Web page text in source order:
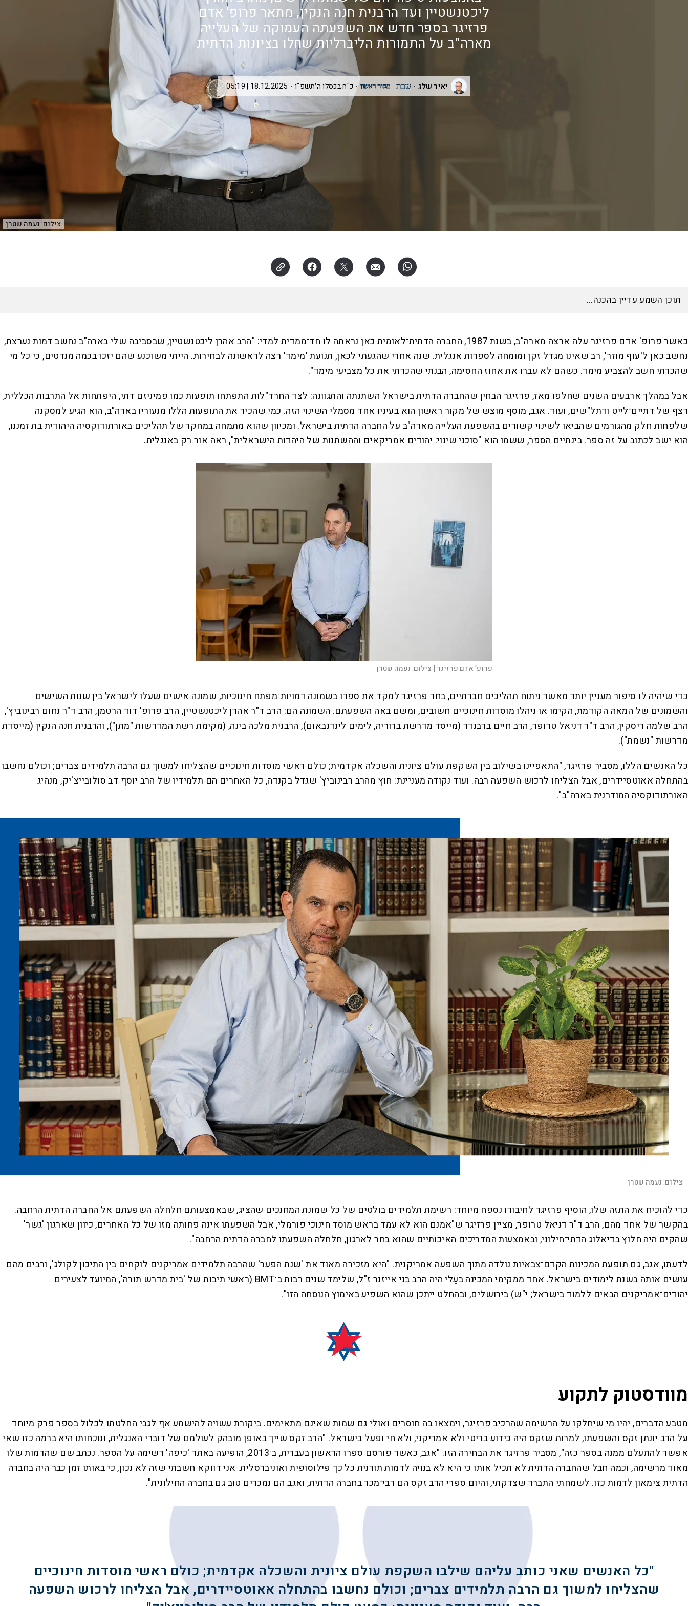
צילום:נעמה שטרן
ליכטנשטיין ועד הרבנית חנה הנקין, מתאר פרופ' אדם
פרזיגר בספר חדש את השפעתה העמוקה של העלייה
מארה"ב על התמורות הליברליות שחלו בציונות הדתית
יאיר שלג כ"ח בכסלו ה׳תשפ"ו 18.12.2025 | 05:19
כאשר פרופ' אדם פרזיגר עלה ארצה מארה"ב, בשנת 1987, החברה הדתית־לאומית כאן נראתה לו חד־ממדית למדי: "הרב אהרן ליכטנשטיין, שבסביבה שלי בארה"ב נחשב דמות נערצת,
נחשב כאן ל'עוף מוזר', רב שאינו מגדל זקן ומומחה לספרות אנגלית. שנה אחרי שהגעתי לכאן, תנועת 'מימד' רצה לראשונה לבחירות. הייתי משוכנע שהם יזכו בכמה מנדטים, כי כל מי
שהכרתי חשב להצביע מימד. כשהם לא עברו את אחוז החסימה, הבנתי שהכרתי את כל מצביעי מימד".
אבל במהלך ארבעים השנים שחלפו מאז, פרזיגר הבחין שהחברה הדתית בישראל השתנתה והתגוונה: לצד החרד"לות התפתחו תופעות כמו פמיניזם דתי, היפתחות אל התרבות הכללית,
רצף של דתיים־לייט ודתל"שים, ועוד. אגב, מוסף מוצש של מקור ראשון הוא בעיניו אחד מסמלי השינוי הזה. כמי שהכיר את התופעות הללו מנעוריו בארה"ב, הוא הגיע למסקנה
שלפחות חלק מהגורמים שהביאו לשינוי קשורים בהשפעת העלייה מארה"ב על החברה הדתית בישראל. ומכיוון שהוא מתמחה במחקר של תהליכים באורתודוקסיה היהודית בת זמננו,
הוא ישב לכתוב על זה ספר. בינתיים הספר, ששמו הוא "סוכני שינוי: יהודים אמריקאים וההשתנות של היהדות הישראלית", ראה אור רק באנגלית.
פרופ' אדם פרזיגר | צילום:נעמה שטרן
כדי שיהיה לו סיפור מעניין יותר מאשר ניתוח תהליכים חברתיים, בחר פרזיגר למקד את ספרו בשמונה דמויות־מפתח חינוכיות, שמונה אישים שעלו לישראל בין שנות השישים
והשמונים של המאה הקודמת, הקימו או ניהלו מוסדות חינוכיים חשובים, ומשם באה השפעתם. השמונה הם: הרב ד"ר אהרן ליכטנשטיין, הרב פרופ' דוד הרטמן, הרב ד"ר נחום רבינוביץ',
הרב שלמה ריסקין, הרב ד"ר דניאל טרופר, הרב חיים ברבנדר (מייסד מדרשת ברוריה, לימים לינדנבאום), הרבנית מלכה בינה, (מקימת רשת המדרשות "מתן"), והרבנית חנה הנקין (מייסדת
מדרשות "נשמת").
כל האנשים הללו, מסביר פרזיגר, "התאפיינו בשילוב בין השקפת עולם ציונית והשכלה אקדמית; כולם ראשי מוסדות חינוכיים שהצליחו למשוך גם הרבה תלמידים צברים; וכולם נחשבו
בהתחלה אאוטסיידרים, אבל הצליחו לרכוש השפעה רבה. ועוד נקודה מעניינת: חוץ מהרב רבינוביץ' שגדל בקנדה, כל האחרים הם תלמידיו של הרב יוסף דב סולובייצ'יק, מנהיג
האורתודוקסיה המודרנית בארה"ב".
צילום:נעמה שטרן
כדי להוכיח את התזה שלו, הוסיף פרזיגר לחיבורו נספח מיוחד: רשימת תלמידים בולטים של כל שמונת המחנכים שהציג, שבאמצעותם חלחלה השפעתם אל החברה הדתית הרחבה.
בהקשר של אחד מהם, הרב ד"ר דניאל טרופר, מציין פרזיגר ש"אמנם הוא לא עמד בראש מוסד חינוכי פורמלי, אבל השפעתו אינה פחותה מזו של כל האחרים, כיוון שארגון 'גשר'
שהקים היה חלוץ בדיאלוג הדתי־חילוני, ובאמצעות המדריכים האיכותיים שהוא בחר לארגון, חלחלה השפעתו לחברה הדתית הרחבה".
לדעתו, אגב, גם תופעת המכינות הקדם־צבאיות נולדה מתוך השפעה אמריקנית. "היא מזכירה מאוד את 'שנת הפער' שהרבה תלמידים אמריקנים לוקחים בין התיכון לקולג', ורבים מהם
עושים אותה בשנת לימודים בישראל. אחד ממקימי המכינה בעֵלי היה הרב בני אייזנר ז"ל, שלימד שנים רבות ב־BMT (ראשי תיבות של 'בית מדרש תורה', המיועד לצעירים
יהודים־אמריקנים הבאים ללמוד בישראל; י"ש) בירושלים, ובהחלט ייתכן שהוא השפיע באימוץ הנוסחה הזו".
מוודסטוק לתקוע
מטבע הדברים, יהיו מי שיחלקו על הרשימה שהרכיב פרזיגר, וימצאו בה חוסרים ואולי גם שמות שאינם מתאימים. ביקורת עשויה להישמע אף לגבי החלטתו לכלול בספר פרק מיוחד
על הרב יונתן זקס והשפעתו, למרות שזקס היה כידוע בריטי ולא אמריקני, ולא חי ופעל בישראל. "הרב זקס שייך באופן מובהק לעולמם של דוברי האנגלית, ונוכחותו היא ברמה כזו שאי
אפשר להתעלם ממנה בספר כזה", מסביר פרזיגר את הבחירה הזו. "אגב, כאשר פורסם ספרו הראשון בעברית, ב־2013, הופיעה באתר 'כיפה' רשימה על הספר. נכתב שם שהדמות שלו
מאוד מרשימה, וכמה חבל שהחברה הדתית לא תכיל אותו כי היא לא בנויה לדמות תורנית כל כך פילוסופית ואוניברסלית. אני דווקא חשבתי שזה לא נכון, כי באותו זמן כבר היה בחברה
הדתית צימאון לדמות כזו. לשמחתי התברר שצדקתי, והיום ספרי הרב זקס הם רבי־מכר בחברה הדתית, ואגב הם נמכרים טוב גם בחברה החילונית".
"כל האנשים שאני כותב עליהם שילבו השקפת עולם ציונית והשכלה אקדמית; כולם ראשי מוסדות חינוכיים
שהצליחו למשוך גם הרבה תלמידים צברים; וכולם נחשבו בהתחלה אאוטסיידרים, אבל הצליחו לרכוש השפעה